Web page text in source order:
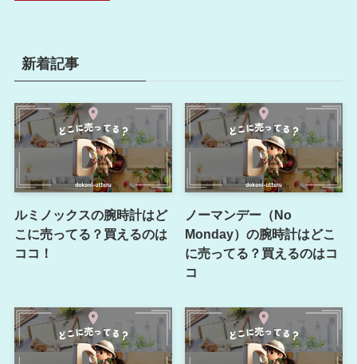
新着記事
ルミノックスの腕時計はど
こに売ってる？買えるのは
ココ！
ノーマンデー（No
Monday）の腕時計はどこ
に売ってる？買えるのはコ
コ